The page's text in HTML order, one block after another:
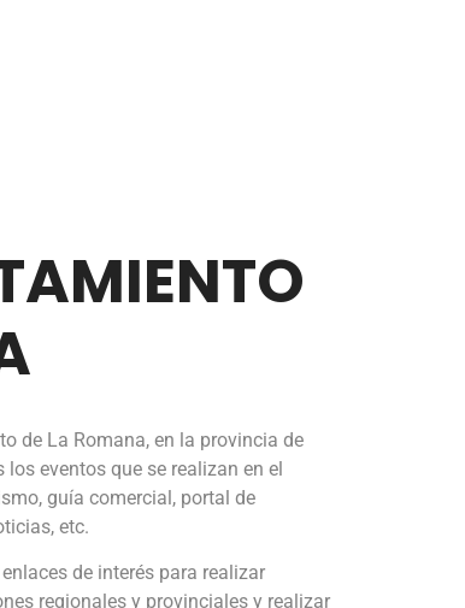
de La Romana, en la provincia de
eventos que se realizan en el
guía comercial, portal de
etc.
de interés para realizar
regionales y provinciales y realizar